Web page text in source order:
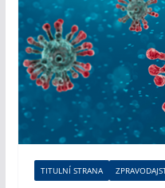
TITULNÍ STRANA